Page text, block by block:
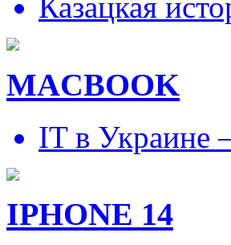
MACBOOK
IT в Украине
IPHONE 14